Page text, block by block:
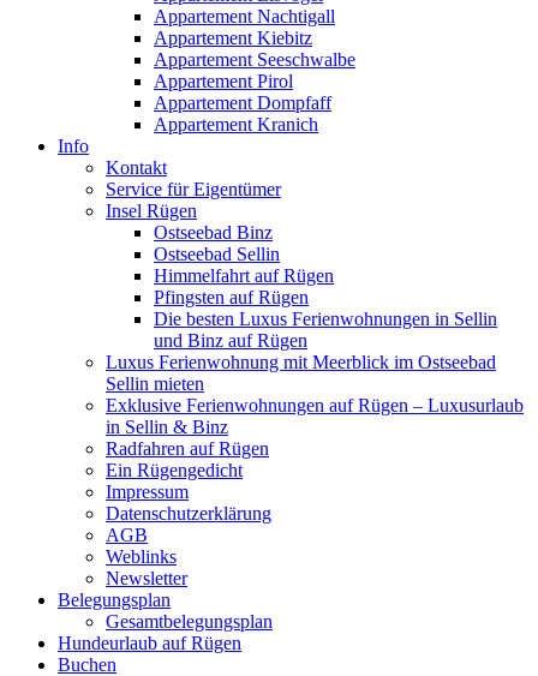
Appartement Nachtigall
Appartement Kiebitz
Appartement Seeschwalbe
Appartement Pirol
Appartement Dompfaff
Appartement Kranich
Info
Kontakt
Service für Eigentümer
Insel Rügen
Ostseebad Binz
Ostseebad Sellin
Himmelfahrt auf Rügen
Pfingsten auf Rügen
Die besten Luxus Ferienwohnungen in Sellin
und Binz auf Rügen
Luxus Ferienwohnung mit Meerblick im Ostseebad
Sellin mieten
Exklusive Ferienwohnungen auf Rügen – Luxusurlaub
in Sellin & Binz
Radfahren auf Rügen
Ein Rügengedicht
Impressum
Datenschutzerklärung
AGB
Weblinks
Newsletter
Belegungsplan
Gesamtbelegungsplan
Hundeurlaub auf Rügen
Buchen